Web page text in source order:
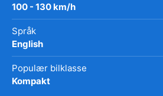
100 - 130 km/h
Språk
English
Populær bilklasse
Kompakt